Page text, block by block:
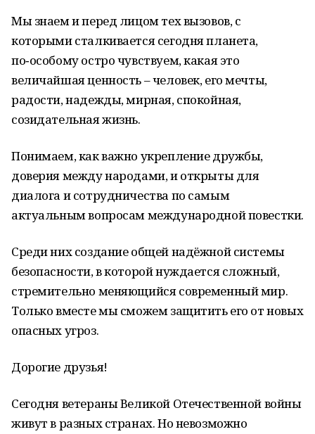
Мы знаем и перед лицом тех вызовов, с
которыми сталкивается сегодня планета,
по‑особому остро чувствуем, какая это
величайшая ценность – человек, его мечты,
радости, надежды, мирная, спокойная,
созидательная жизнь.
Понимаем, как важно укрепление дружбы,
доверия между народами, и открыты для
диалога и сотрудничества по самым
актуальным вопросам международной повестки.
Среди них создание общей надёжной системы
безопасности, в которой нуждается сложный,
стремительно меняющийся современный мир.
Только вместе мы сможем защитить его от новых
опасных угроз.
Дорогие друзья!
Сегодня ветераны Великой Отечественной войны
живут в разных странах. Но невозможно